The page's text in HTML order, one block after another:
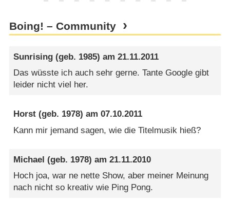
Boing! – Community
Sunrising (geb. 1985) am21.11.2011
Das wüsste ich auch sehr gerne. Tante Google gibt
leider nicht viel her.
Horst (geb. 1978) am07.10.2011
Kann mir jemand sagen, wie die Titelmusik hieß?
Michael (geb. 1978) am21.11.2010
Hoch joa, war ne nette Show, aber meiner Meinung
nach nicht so kreativ wie Ping Pong.